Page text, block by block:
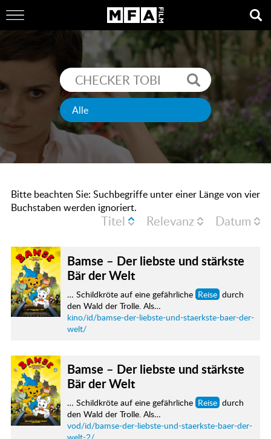
Bitte beachten Sie: Suchbegriffe unter einer Länge von vier
Buchstaben werden ignoriert.
Titel Relevanz Datum
Bamse – Der liebste und stärkste
Bär der Welt
… Schildkröte auf eine gefährliche Reise durch
den Wald der Trolle. Als…
kino/id/bamse-der-liebste-und-staerkste-baer-der-
welt/
Bamse – Der liebste und stärkste
Bär der Welt
… Schildkröte auf eine gefährliche Reise durch
den Wald der Trolle. Als…
vod/id/bamse-der-liebste-und-staerkste-baer-der-